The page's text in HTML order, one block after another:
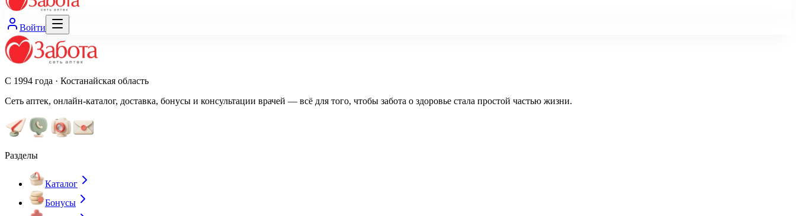
Войти
С 1994 года · Костанайская область
Сеть аптек, онлайн-каталог, доставка, бонусы и консультации врачей — всё для того, чтобы забота о здоровье стала простой частью жизни.
Разделы
Каталог
Бонусы